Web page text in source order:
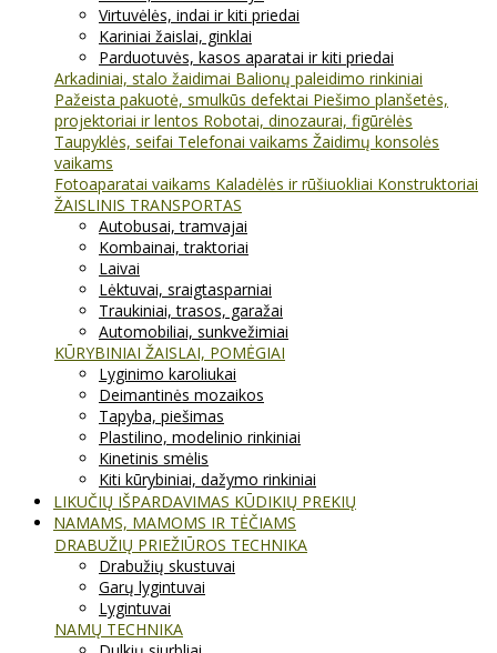
Virtuvėlės, indai ir kiti priedai
Kariniai žaislai, ginklai
Parduotuvės, kasos aparatai ir kiti priedai
Arkadiniai, stalo žaidimai Balionų paleidimo rinkiniai
Pažeista pakuotė, smulkūs defektai Piešimo planšetės,
projektoriai ir lentos Robotai, dinozaurai, figūrėlės
Taupyklės, seifai Telefonai vaikams Žaidimų konsolės
vaikams
Fotoaparatai vaikams Kaladėlės ir rūšiuokliai Konstruktoriai
ŽAISLINIS TRANSPORTAS
Autobusai, tramvajai
Kombainai, traktoriai
Laivai
Lėktuvai, sraigtasparniai
Traukiniai, trasos, garažai
Automobiliai, sunkvežimiai
KŪRYBINIAI ŽAISLAI, POMĖGIAI
Lyginimo karoliukai
Deimantinės mozaikos
Tapyba, piešimas
Plastilino, modelinio rinkiniai
Kinetinis smėlis
Kiti kūrybiniai, dažymo rinkiniai
LIKUČIŲ IŠPARDAVIMAS KŪDIKIŲ PREKIŲ
NAMAMS, MAMOMS IR TĖČIAMS
DRABUŽIŲ PRIEŽIŪROS TECHNIKA
Drabužių skustuvai
Garų lygintuvai
Lygintuvai
NAMŲ TECHNIKA